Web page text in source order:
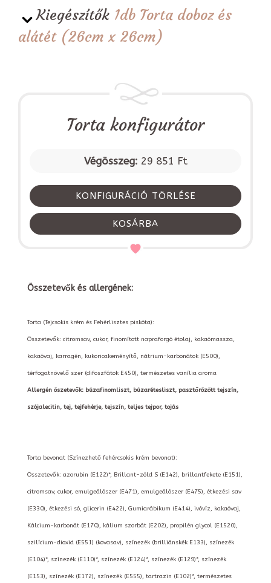
Kiegészítők 1db Torta doboz és
alátét (26cm x 26cm)
Torta konfigurátor
Végösszeg: 29 851 Ft
KONFIGURÁCIÓ TÖRLÉSE
KOSÁRBA
Összetevők és allergének:
Torta (Tejcsokis krém és Fehérlisztes piskóta):
Összetevők: citromsav, cukor, finomított napraforgó étolaj, kakaómassza,
kakaóvaj, karragén, kukoricakeményítő, nátrium-karbonátok (E500),
térfogatnövelő szer (difoszfátok E450), természetes vanília aroma
Allergén öszetevők: búzafinomliszt, búzarétesliszt, pasztőrözött tejszín,
szójalecitin, tej, tejfehérje, tejszín, teljes tejpor, tojás
Torta bevonat (Színezhető fehércsokis krém bevonat):
Összetevők: azorubin (E122)*, Brillant-zöld S (E142), brillantfekete (E151),
citromsav, cukor, emulgeálószer (E471), emulgeálószer (E475), étkezési sav
(E330), étkezési só, glicerin (E422), Gumiarábikum (E414), ivóvíz, kakaóvaj,
Kálcium-karbonát (E170), kálium szorbát (E202), propilén glycol (E1520),
szilícium-dioxid (E551) (kovasav), színezék (brilliánskék E133), színezék
(E104)*, színezék (E110)*, színezék (E124)*, színezék (E129)*, színezék
(E153), színezék (E172), színezék (E555), tartrazin (E102)*, természetes